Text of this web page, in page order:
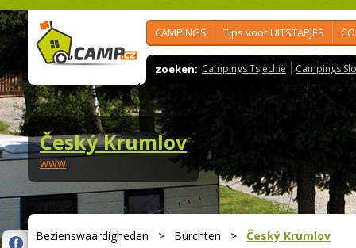
CAMPINGS Tips voor UITSTAPJES
zoeken: Campings Tsjechië Campings
Český Krumlov
www
Bezienswaardigheden > Burchten > Český Krumlov